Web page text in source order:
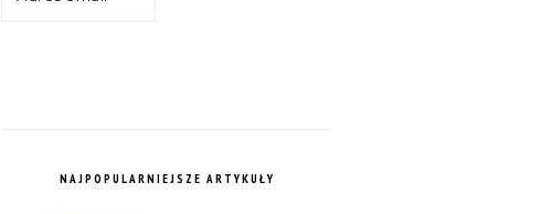
NAJPOPULARNIEJSZE ARTYKUŁY